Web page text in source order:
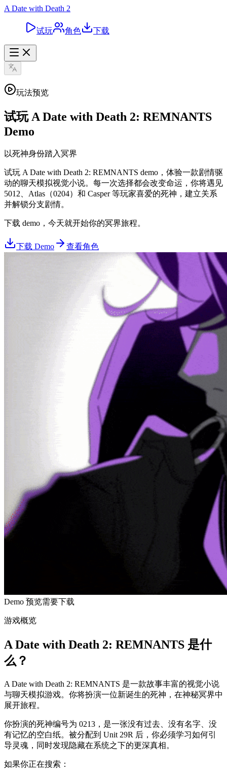
A Date with Death 2
试玩 角色 下载
玩法预览
试玩 A Date with Death 2: REMNANTS
Demo
以死神身份踏入冥界
试玩 A Date with Death 2: REMNANTS demo，体验一款剧情驱
动的聊天模拟视觉小说。每一次选择都会改变命运，你将遇见
5012、Atlas（0204）和 Casper 等玩家喜爱的死神，建立关系
并解锁分支剧情。
下载 demo，今天就开始你的冥界旅程。
下载 Demo 查看角色
Demo 预览需要下载
游戏概览
A Date with Death 2: REMNANTS 是什
么？
A Date with Death 2: REMNANTS 是一款故事丰富的视觉小说
与聊天模拟游戏。你将扮演一位新诞生的死神，在神秘冥界中
展开旅程。
你扮演的死神编号为 0213，是一张没有过去、没有名字、没
有记忆的空白纸。被分配到 Unit 29R 后，你必须学习如何引
导灵魂，同时发现隐藏在系统之下的更深真相。
如果你正在搜索：